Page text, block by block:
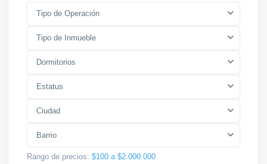
Tipo de Operación
Tipo de Inmueble
Dormitorios
Estatus
Ciudad
Barrio
Rango de precios: $100 a $2.000.000